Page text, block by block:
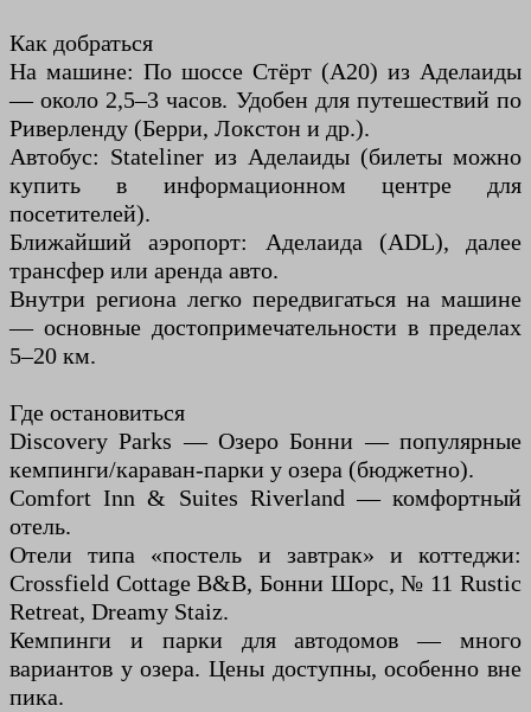
Как добраться
На машине: По шоссе Стёрт (А20) из Аделаиды
— около 2,5–3 часов. Удобен для путешествий по
Риверленду (Берри, Локстон и др.).
Автобус: Stateliner из Аделаиды (билеты можно
купить в информационном центре для
посетителей).
Ближайший аэропорт: Аделаида (ADL), далее
трансфер или аренда авто.
Внутри региона легко передвигаться на машине
— основные достопримечательности в пределах
5–20 км.
Где остановиться
Discovery Parks — Озеро Бонни — популярные
кемпинги/караван-парки у озера (бюджетно).
Comfort Inn & Suites Riverland — комфортный
отель.
Отели типа «постель и завтрак» и коттеджи:
Crossfield Cottage B&B, Бонни Шорс, № 11 Rustic
Retreat, Dreamy Staiz.
Кемпинги и парки для автодомов — много
вариантов у озера. Цены доступны, особенно вне
пика.